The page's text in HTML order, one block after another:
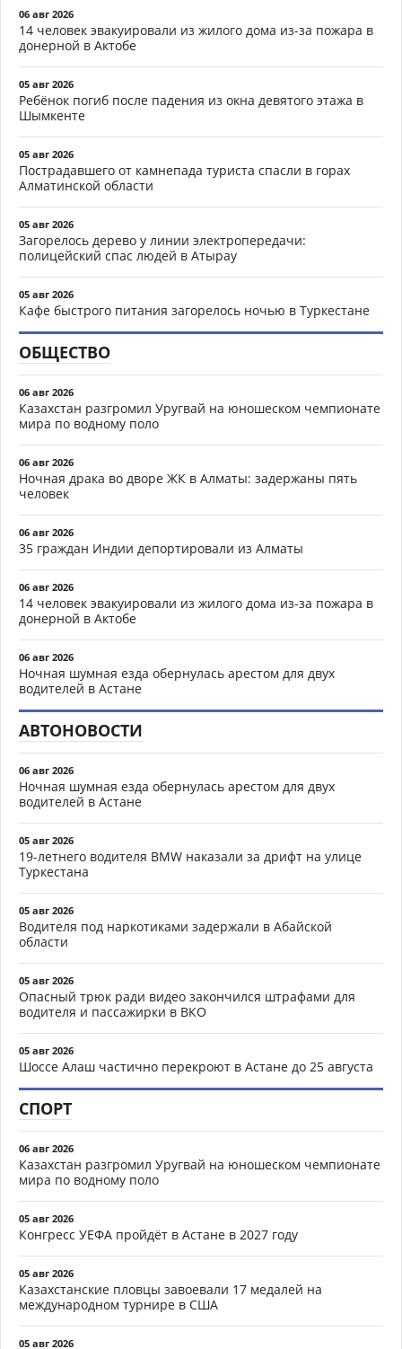
06 авг 2026
14 человек эвакуировали из жилого дома из-за пожара в
донерной в Актобе
05 авг 2026
Ребёнок погиб после падения из окна девятого этажа в
Шымкенте
05 авг 2026
Пострадавшего от камнепада туриста спасли в горах
Алматинской области
05 авг 2026
Загорелось дерево у линии электропередачи:
полицейский спас людей в Атырау
05 авг 2026
Кафе быстрого питания загорелось ночью в Туркестане
ОБЩЕСТВО
06 авг 2026
Казахстан разгромил Уругвай на юношеском чемпионате
мира по водному поло
06 авг 2026
Ночная драка во дворе ЖК в Алматы: задержаны пять
человек
06 авг 2026
35 граждан Индии депортировали из Алматы
06 авг 2026
14 человек эвакуировали из жилого дома из-за пожара в
донерной в Актобе
06 авг 2026
Ночная шумная езда обернулась арестом для двух
водителей в Астане
АВТОНОВОСТИ
06 авг 2026
Ночная шумная езда обернулась арестом для двух
водителей в Астане
05 авг 2026
19-летнего водителя BMW наказали за дрифт на улице
Туркестана
05 авг 2026
Водителя под наркотиками задержали в Абайской
области
05 авг 2026
Опасный трюк ради видео закончился штрафами для
водителя и пассажирки в ВКО
05 авг 2026
Шоссе Алаш частично перекроют в Астане до 25 августа
СПОРТ
06 авг 2026
Казахстан разгромил Уругвай на юношеском чемпионате
мира по водному поло
05 авг 2026
Конгресс УЕФА пройдёт в Астане в 2027 году
05 авг 2026
Казахстанские пловцы завоевали 17 медалей на
международном турнире в США
05 авг 2026